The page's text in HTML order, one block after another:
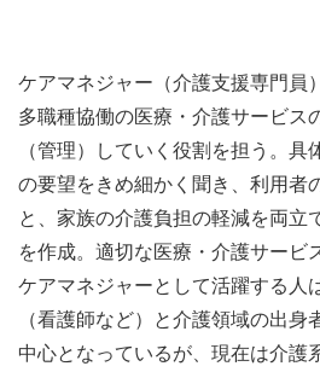
ケアマネジャー（介護支援専門員
多職種協働の医療・介護サービス
（管理）していく役割を担う。
の要望をきめ細かく聞き、利用者
と、家族の介護負担の軽減を両立
を作成。適切な医療・介護サービ
ケアマネジャーとして活躍する人
（看護師など）と介護領域の出
中心となっているが、現在は介護